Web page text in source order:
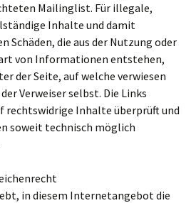
Mailinglist. Für illegale,
Inhalte und damit
Schäden, die aus der Nutzung oder
von Informationen entstehen,
der Seite, auf welche verwiesen
Verweiser selbst. Die Links
rechtswidrige Inhalte überprüft und
soweit technisch möglich
in diesem Internetangebot die